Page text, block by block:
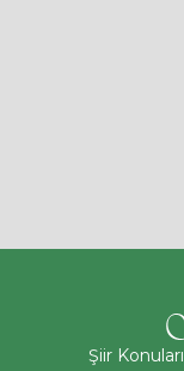
Şiir Konuları